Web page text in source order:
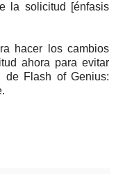
la solicitud [énfasis
hacer los cambios
ahora para evitar
de Flash of Genius: